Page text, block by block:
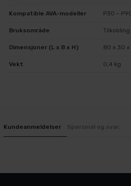
Kompatible AVA-modeller P30 –
Bruksområde
Dimensjoner (L x B x H) 80 x 30
Vekt 0,4 kg
Kundeanmeldelser Spørsmål og svar: